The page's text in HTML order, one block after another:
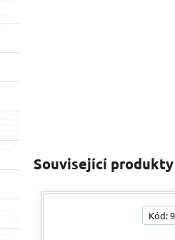
Související produkty
Kód: